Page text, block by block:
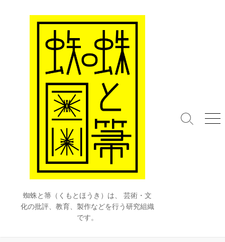
蜘蛛と箒（くもとほうき）は、 芸術・文
化の批評、教育、製作などを行う研究組織
です。
検
メ